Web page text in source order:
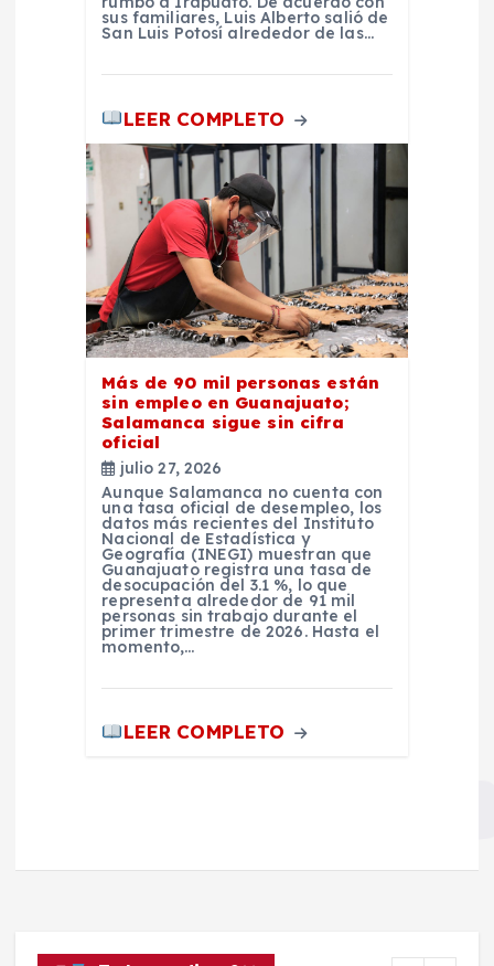
sus familiares, Luis Alberto salió de
San Luis Potosí alrededor de las…
LEER COMPLETO
Más de 90 mil personas están
sin empleo en Guanajuato;
Salamanca sigue sin cifra
oficial
julio 27, 2026
Aunque Salamanca no cuenta con
una tasa oficial de desempleo, los
datos más recientes del Instituto
Nacional de Estadística y
Geografía (INEGI) muestran que
Guanajuato registra una tasa de
desocupación del 3.1 %, lo que
representa alrededor de 91 mil
personas sin trabajo durante el
primer trimestre de 2026. Hasta el
momento,…
LEER COMPLETO